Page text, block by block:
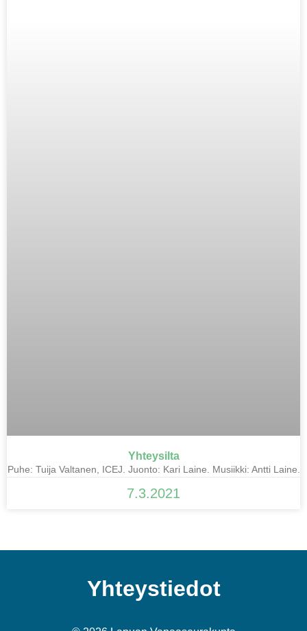
Yhteysilta
Puhe: Tuija Valtanen, ICEJ. Juonto: Kari Laine. Musiikki: Antti Laine.
7.3.2021
Yhteystiedot